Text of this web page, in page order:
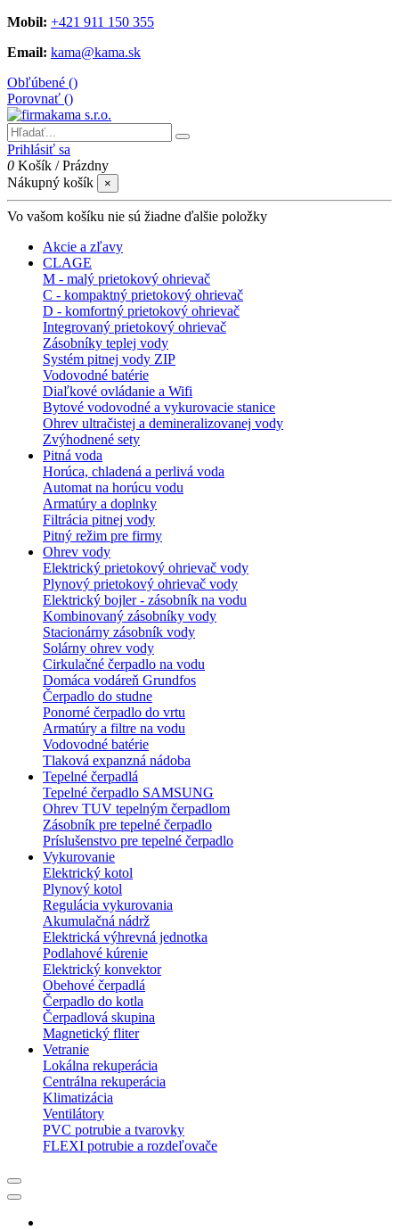
Mobil: +421 911 150 355
Email: kama@kama.sk
Obľúbené ()
Porovnať ()
Prihlásiť sa
0 Košík /Prázdny
Nákupný košík
×
Vo vašom košíku nie sú žiadne ďalšie položky
Akcie a zľavy
CLAGE
M - malý prietokový ohrievač
C - kompaktný prietokový ohrievač
D - komfortný prietokový ohrievač
Integrovaný prietokový ohrievač
Zásobníky teplej vody
Systém pitnej vody ZIP
Vodovodné batérie
Diaľkové ovládanie a Wifi
Bytové vodovodné a vykurovacie stanice
Ohrev ultračistej a demineralizovanej vody
Zvýhodnené sety
Pitná voda
Horúca, chladená a perlivá voda
Automat na horúcu vodu
Armatúry a doplnky
Filtrácia pitnej vody
Pitný režim pre firmy
Ohrev vody
Elektrický prietokový ohrievač vody
Plynový prietokový ohrievač vody
Elektrický bojler - zásobník na vodu
Kombinovaný zásobníky vody
Stacionárny zásobník vody
Solárny ohrev vody
Cirkulačné čerpadlo na vodu
Domáca vodáreň Grundfos
Čerpadlo do studne
Ponorné čerpadlo do vrtu
Armatúry a filtre na vodu
Vodovodné batérie
Tlaková expanzná nádoba
Tepelné čerpadlá
Tepelné čerpadlo SAMSUNG
Ohrev TUV tepelným čerpadlom
Zásobník pre tepelné čerpadlo
Príslušenstvo pre tepelné čerpadlo
Vykurovanie
Elektrický kotol
Plynový kotol
Regulácia vykurovania
Akumulačná nádrž
Elektrická výhrevná jednotka
Podlahové kúrenie
Elektrický konvektor
Obehové čerpadlá
Čerpadlo do kotla
Čerpadlová skupina
Magnetický fliter
Vetranie
Lokálna rekuperácia
Centrálna rekuperácia
Klimatizácia
Ventilátory
PVC potrubie a tvarovky
FLEXI potrubie a rozdeľovače